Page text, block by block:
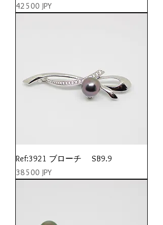
Prix
42 500 JPY
Ref:3921 ブローチ SB9.9
Prix
38 500 JPY